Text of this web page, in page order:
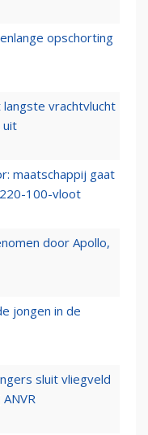
opschorting
vrachtvlucht
uit
maatschappij gaat
100-vloot
door Apollo,
jongen in de
sluit vliegveld